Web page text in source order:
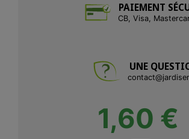
PAIEMENT
CB, Visa,
UNE
1,60 €